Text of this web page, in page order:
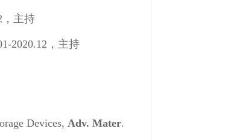
，主持
2020.12，主持
Devices, Adv. Mater.